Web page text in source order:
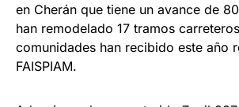
en Cherán que tiene un avance de
han remodelado 17 tramos
comunidades han recibido este año
FAISPIAM.